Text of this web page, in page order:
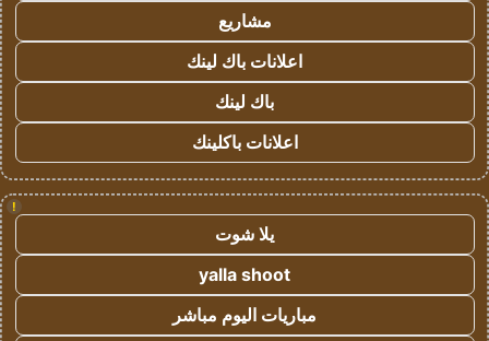
مشاريع
اعلانات باك لينك
باك لينك
اعلانات باكلينك
!
يلا شوت
yalla shoot
مباريات اليوم مباشر